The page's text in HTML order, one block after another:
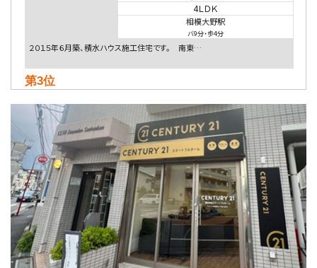
4ＬＤＫ
相模大野駅
バ9分・歩4分
２０１５年６月築、積水ハウス施工住宅です。 南東…
第3位
4ＬＤＫ
淵野辺駅
歩17分
南側道路に面しており日当たり良好。 キッチンから…
第4位
3,680万円
4ＳＬＤＫ
海老名駅
バ15分・歩1分
リビングダイニング部分の床暖房完備 車並列2台駐…